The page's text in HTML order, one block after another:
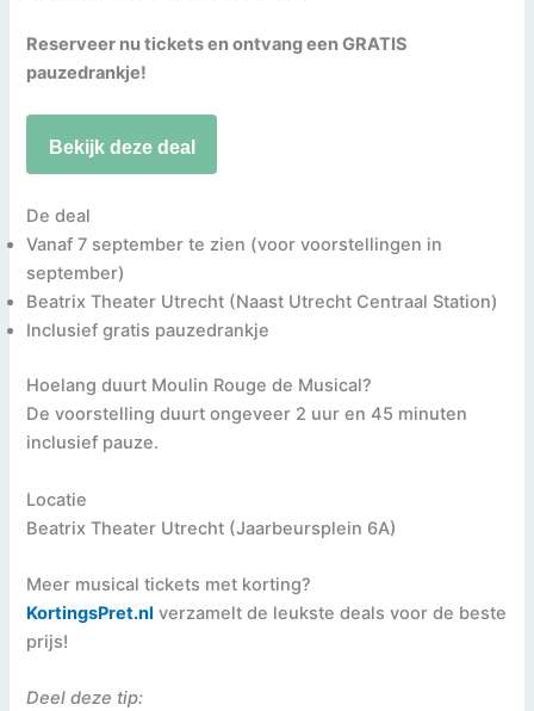
Reserveer nu tickets en ontvang een GRATIS
pauzedrankje!
Bekijk deze deal
De deal
Vanaf 7 september te zien (voor voorstellingen in
september)
Beatrix Theater Utrecht (Naast Utrecht Centraal Station)
Inclusief gratis pauzedrankje
Hoelang duurt Moulin Rouge de Musical?
De voorstelling duurt ongeveer 2 uur en 45 minuten
inclusief pauze.
Locatie
Beatrix Theater Utrecht (Jaarbeursplein 6A)
Meer musical tickets met korting?
KortingsPret.nl verzamelt de leukste deals voor de beste
prijs!
Deel deze tip: